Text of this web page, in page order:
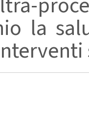
la